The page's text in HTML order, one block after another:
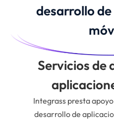
desarrollo
Servicios de
Integrass presta
desarrollo de